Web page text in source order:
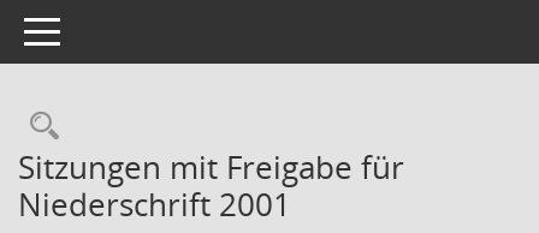
Toggle navigation
Rechercheauswahl
Sitzungen mit Freigabe für
Niederschrift 2001